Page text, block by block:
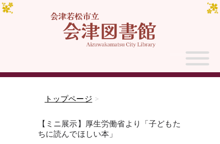
トップページ >
【ミニ展示】厚生労働省より「子どもた
ちに読んでほしい本」